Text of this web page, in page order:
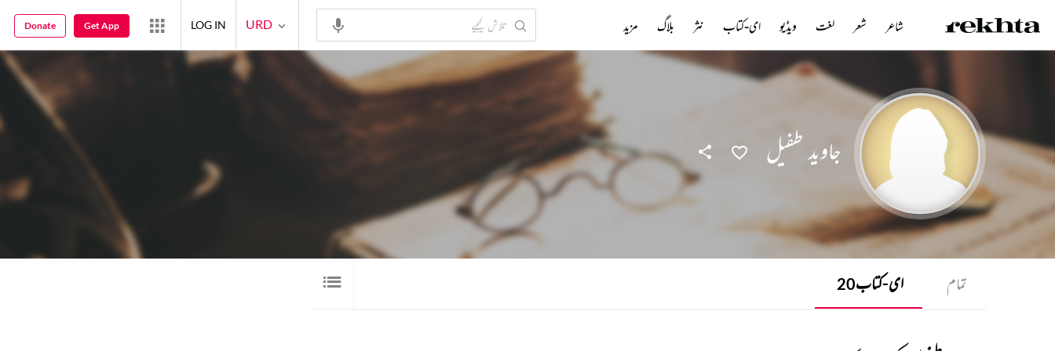
جاوید طفیل
تمام ای-کتاب20
شاعر شعر لغت ویڈیو ای-کتاب نثر بلاگ مزید URD
LOG IN
Get App
Donate